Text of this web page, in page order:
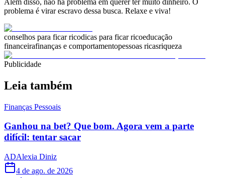
problema é virar escravo dessa busca. Relaxe e viva!
conselhos para ficar ricodicas para ficar ricoeducação
financeirafinanças e comportamentopessoas ricasriqueza
Publicidade
Leia também
Finanças Pessoais
Ganhou na bet? Que bom. Agora vem a parte
difícil: tentar sacar
ADAlexia Diniz
4 de ago. de 2026